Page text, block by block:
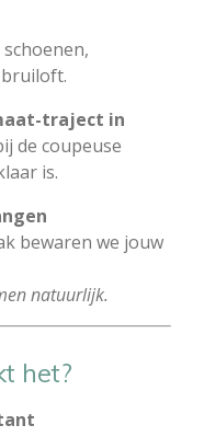
traject in
de coupeuse
is.
bewaren we jouw
natuurlijk.
het?